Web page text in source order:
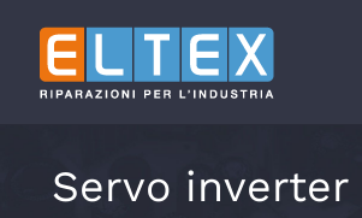
contenuto
Servo inverter